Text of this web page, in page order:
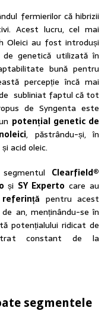
fermierilor că hibrizii
Acest lucru, cel mai
Oleici au fost introduși
genetică utilizată în
bună pentru
percepție încă mai
subliniat faptul că tot
de Syngenta este
potențial genetic de
, păstrându-și, în
acid oleic.
Clearfield®
și SY Experto care au
pentru acest
an, menținându-se în
potențialului ridicat de
constant de la
segmentele